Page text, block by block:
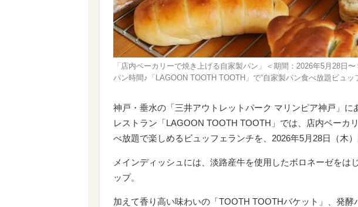
「​​​店内ベーカリーで焼き上げる自家製パン」＜期間：2026年5月28日
パン時間♪「LAGOON TOOTH TOOTH」で“自家製パン食べ放題ビュッ
神戸・垂水の「三井アウトレットパーク マリンピア神戸」に
レストラン「LAGOON TOOTH TOOTH」では、店内ベーカ
べ放題で楽しめるビュッフェランチを、2026年5月28日（木
メインディッシュには、淡路産牛を使用したボロネーゼをは
ップ。
加えて香り高い味わいの「TOOTH TOOTHバケット」、発